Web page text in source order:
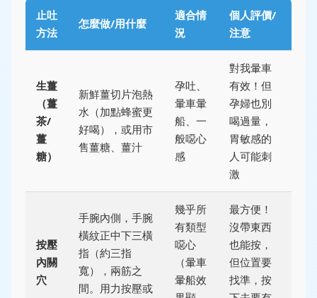
止吐
方法
怎麼做/用什麼
適合情
況
個人評價/
注意
生薑
（薑
茶/
薑
糖）
新鮮薑切片泡熱
水（加點蜂蜜更
好喝），或用市
售薑糖、薑汁
孕吐、
暈車暈
船、一
般噁心
感
對我暈車
有效！但
孕婦也別
喝過量，
胃敏感的
人可能刺
激
按壓
內關
穴
手腕內側，手腕
橫紋正中下三橫
指（約三指
寬），兩筋之
間。用力按壓或
幾乎所
有類型
噁心
（暈車
暈船效
最方便！
沒帶東西
也能按，
但位置要
找準，按